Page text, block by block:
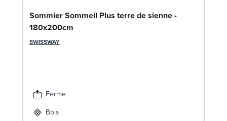
Sommier Sommeil Plus terre de sienne -
180x200cm
SWISSWAY
Ferme
Bois